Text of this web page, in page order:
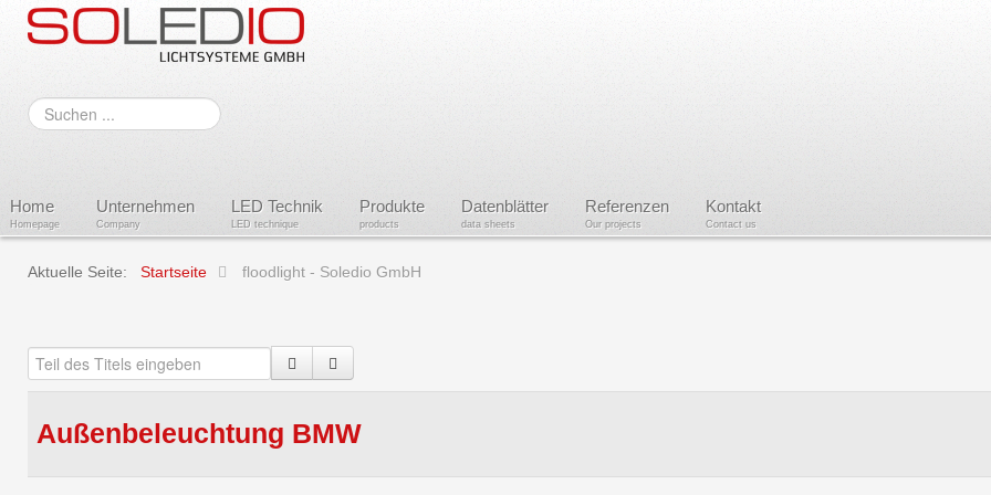
Suchen
...
Home
Homepage
Unternehmen
Company
LED Technik
LED technique
Produkte
products
Datenblätter
data sheets
Referenzen
Our projects
Kontakt
Contact us
Aktuelle Seite: Startseite floodlight - Soledio GmbH
Außenbeleuchtung BMW